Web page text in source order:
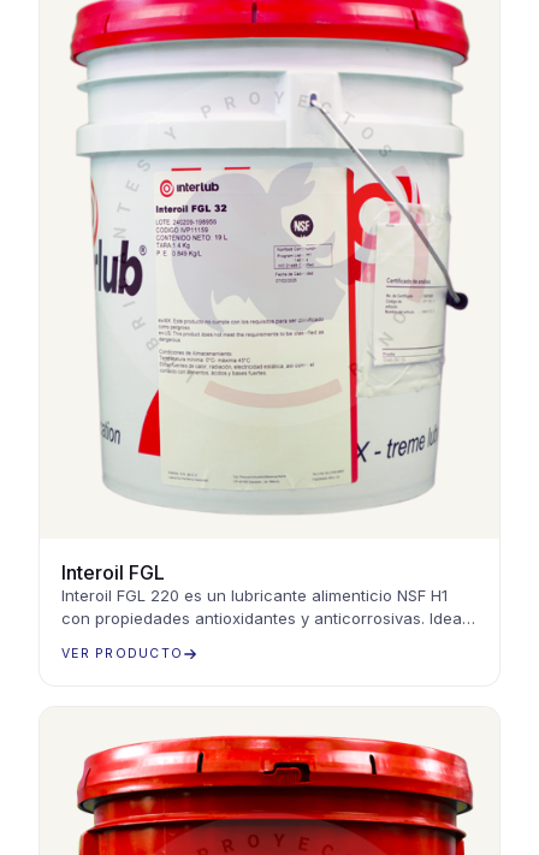
Interoil FGL
Interoil FGL 220 es un lubricante alimenticio NSF H1
con propiedades antioxidantes y anticorrosivas. Ideal
VER PRODUCTO